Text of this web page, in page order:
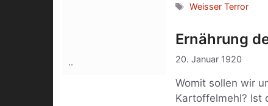
Schlagwörter
Weisser Terror
Ernährung
20. Januar 1920
Womit sollen wir
Kartoffelmehl? Ist
..